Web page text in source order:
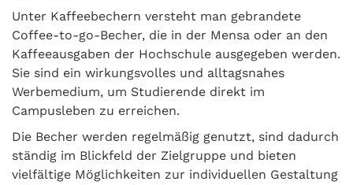
Unter Kaffeebechern versteht man gebrandete
Coffee-to-go-Becher, die in der Mensa oder an den
Kaffeeausgaben der Hochschule ausgegeben werden.
Sie sind ein wirkungsvolles und alltagsnahes
Werbemedium, um Studierende direkt im
Campusleben zu erreichen.
Die Becher werden regelmäßig genutzt, sind dadurch
ständig im Blickfeld der Zielgruppe und bieten
vielfältige Möglichkeiten zur individuellen Gestaltung